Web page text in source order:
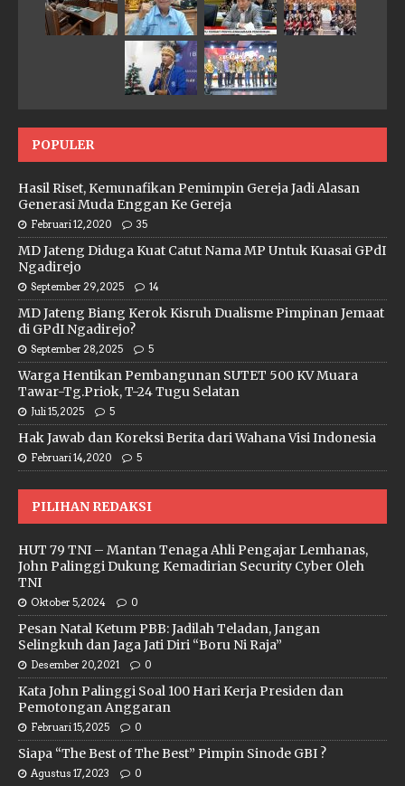
POPULER
Hasil Riset, Kemunafikan Pemimpin Gereja Jadi Alasan
Generasi Muda Enggan Ke Gereja
Februari 12, 2020 35
MD Jateng Diduga Kuat Catut Nama MP Untuk Kuasai GPdI
Ngadirejo
September 29, 2025 14
MD Jateng Biang Kerok Kisruh Dualisme Pimpinan Jemaat
di GPdI Ngadirejo?
September 28, 2025 5
Warga Hentikan Pembangunan SUTET 500 KV Muara
Tawar-Tg.Priok, T-24 Tugu Selatan
Juli 15, 2025 5
Hak Jawab dan Koreksi Berita dari Wahana Visi Indonesia
Februari 14, 2020 5
PILIHAN REDAKSI
HUT 79 TNI – Mantan Tenaga Ahli Pengajar Lemhanas,
John Palinggi Dukung Kemadirian Security Cyber Oleh
TNI
Oktober 5, 2024 0
Pesan Natal Ketum PBB: Jadilah Teladan, Jangan
Selingkuh dan Jaga Jati Diri “Boru Ni Raja”
Desember 20, 2021 0
Kata John Palinggi Soal 100 Hari Kerja Presiden dan
Pemotongan Anggaran
Februari 15, 2025 0
Siapa “The Best of The Best” Pimpin Sinode GBI ?
Agustus 17, 2023 0